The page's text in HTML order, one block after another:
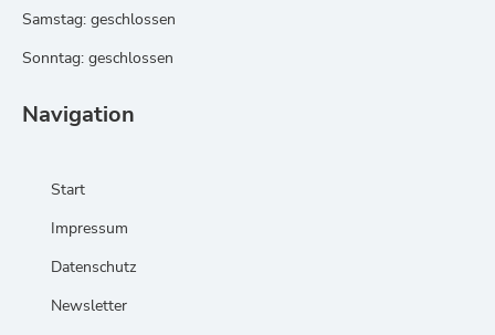
Samstag: geschlossen
Sonntag: geschlossen
Navigation
Start
Impressum
Datenschutz
Newsletter